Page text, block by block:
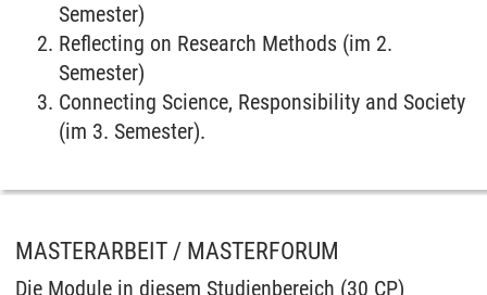
Semester)
Reflecting on Research Methods (im 2.
Semester)
Connecting Science, Responsibility and Society
(im 3. Semester).
MASTERARBEIT / MASTERFORUM
Die Module in diesem Studienbereich (30 CP)